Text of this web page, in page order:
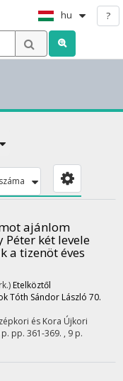
hu ?
ajánlom
Péter két levele
a tizenöt éves
Etelköztől
Tóth Sándor László 70.
és Kora Újkori
pp. 361-369. , 9 p.